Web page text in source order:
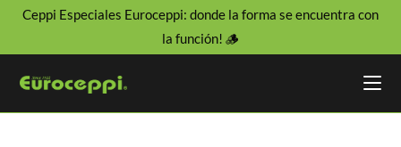
Ceppi Especiales Euroceppi: donde la forma se encuentra con
la función! 🪵